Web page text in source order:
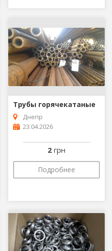
Трубы горячекатаные
Днепр
23.04.2026
2 грн
Подробнее